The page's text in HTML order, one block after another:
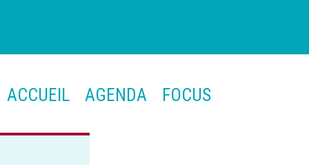
ACCUEIL AGENDA FOCUS